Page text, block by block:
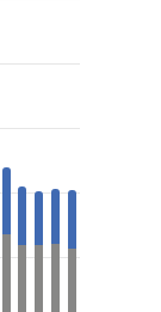
seit 2001
ranges from 287